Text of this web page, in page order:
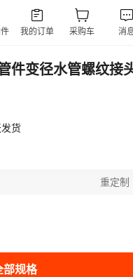
件变径水管螺纹接
货
重定制
部规格